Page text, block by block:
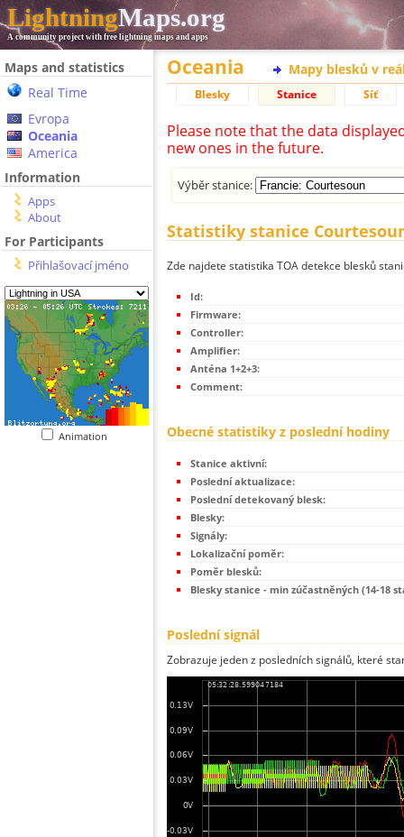
LightningMaps.org
A community project with free lightning maps and apps
Maps and statistics
Real Time
Evropa
Oceania
America
Information
Apps
About
For Participants
Přihlašovací jméno
Animation
Oceania Mapy blesků v
Blesky Stanice Síť
Please note that the data
new ones in the future.
Výběr stanice:
Statistiky stanice
Zde najdete statistika TOA detekce blesků
Id:
Firmware:
Controller:
Amplifier:
Anténa 1+2+3:
Comment:
Obecné statistiky z poslední hodiny
Stanice aktivní:
Poslední aktualizace:
Poslední detekovaný blesk:
Blesky:
Signály:
Lokalizační poměr:
Poměr blesků:
Blesky stanice - min zúčastněných (14-18
Poslední signál
Zobrazuje jeden z posledních signálů, které